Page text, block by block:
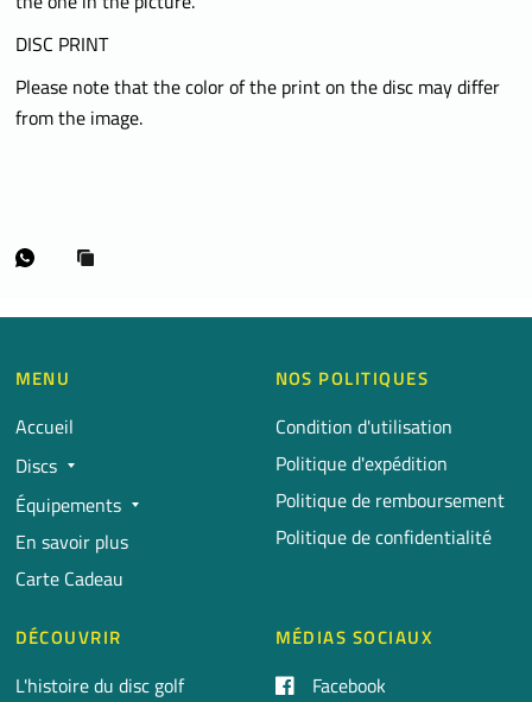
DISC PRINT
Please note that the color of the print on the disc may differ
from the image.
MENU
Accueil
Discs
Équipements
En savoir plus
Carte Cadeau
NOS POLITIQUES
Condition d'utilisation
Politique d'expédition
Politique de remboursement
Politique de confidentialité
DÉCOUVRIR
L'histoire du disc golf
MÉDIAS SOCIAUX
Facebook